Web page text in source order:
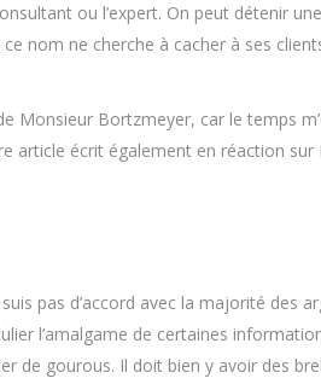
ou l’expert. On peut détenir
nom ne cherche à cacher à ses
Monsieur Bortzmeyer, car le
article écrit également en réaction sur
pas d’accord avec la majorité des
l’amalgame de certaines
de gourous. Il doit bien y avoir des